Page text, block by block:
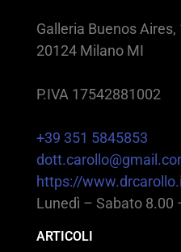
Galleria Buenos Aires,
20124 Milano MI
P.IVA 17542881002
+39 351 5845853
https://
Lunedì – Sabato 8.00
ARTICOLI